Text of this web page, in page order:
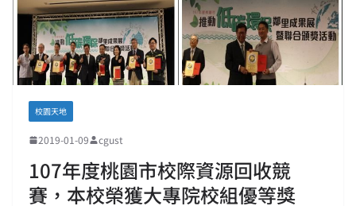
校園天地
2019-01-09 cgust
107年度桃園市校際資源回收競
賽，本校榮獲大專院校組優等獎